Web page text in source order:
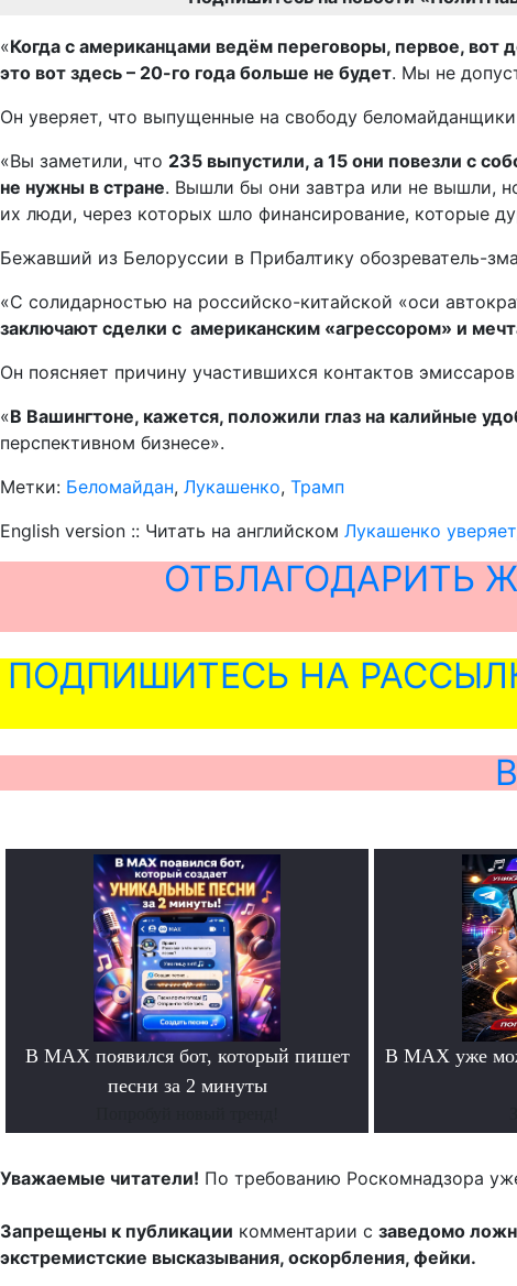
«Когда с американцами ведём переговоры, первое, вот
это вот здесь – 20-го года больше не будет. Мы не
Он уверяет, что выпущенные на свободу
«Вы заметили, что 235 выпустили, а 15 они повезли с
не нужны в стране. Вышли бы они завтра или не вышли,
их люди, через которых шло финансирование, которые
Бежавший из Белоруссии в Прибалтику обозреватель-
«С солидарностью на российско-китайской «оси
заключают сделки с американским «агрессором» и
Он поясняет причину участившихся контактов
«В Вашингтоне, кажется, положили глаз на калийные
перспективном бизнесе».
Метки: Беломайдан, Лукашенко, Трамп
English version :: Читать на английском Лукашенко
ОТБЛАГОДАРИТЬ
ПОДПИШИТЕСЬ НА
В MAX появился бот, который пишет
песни за 2 минуты
В MAX уже
Уважаемые читатели! По требованию Роскомнадзора
Запрещены к публикации комментарии с заведомо
экстремистские высказывания, оскорбления, фейки.